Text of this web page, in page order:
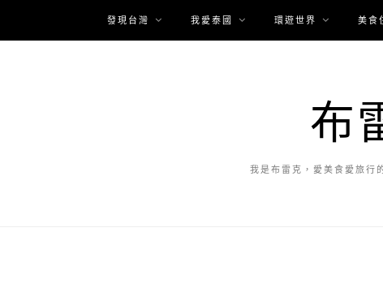
發現台灣 我愛泰國 環遊世界 美食
布
我是布雷克，愛美食愛旅行